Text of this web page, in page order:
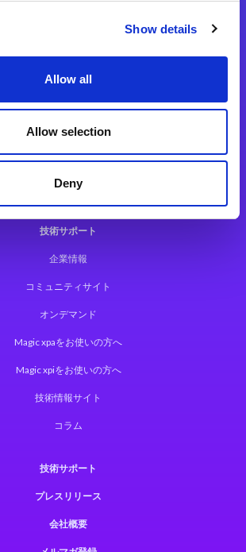
Show details
Allow all
Allow selection
Deny
Magic xpa関連ソフトウェア
Magic xpi
Magic xpi製品詳細
Magic xpi購入後手続きのご案内
Magic xpi Cloud Gateway
技術サポート
企業情報
コミュニティサイト
オンデマンド
Magic xpaをお使いの方へ
Magic xpiをお使いの方へ
技術情報サイト
コラム
技術サポート
プレスリリース
会社概要